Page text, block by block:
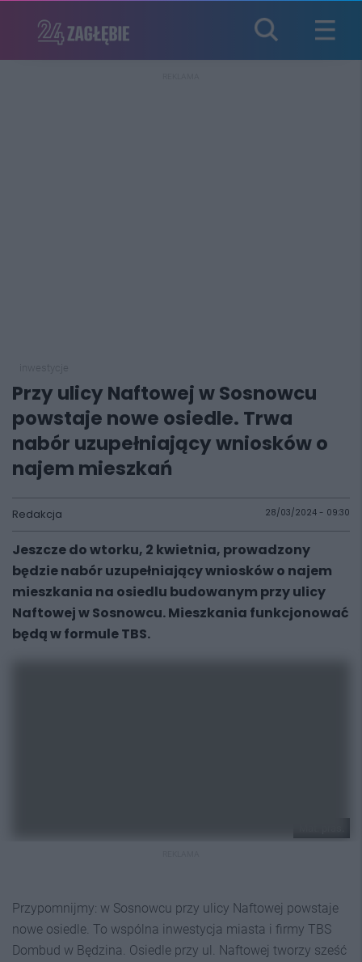
Przy ulicy Naftowej w Sosnowcu
powstaje nowe osiedle. Trwa
nabór uzupełniający wniosków o
najem mieszkań
Redakcja 28/03/2024 - 09:30
Jeszcze do wtorku, 2 kwietnia, prowadzony
będzie nabór uzupełniający wniosków o najem
mieszkania na osiedlu budowanym przy ulicy
Naftowej w Sosnowcu. Mieszkania funkcjonować
będą w formule TBS.
Przypomnijmy: w Sosnowcu przy ulicy Naftowej powstaje
nowe osiedle. To wspólna inwestycja miasta i firmy TBS
Dombud w Będzina. Osiedle przy ul. Naftowej tworzy sześć